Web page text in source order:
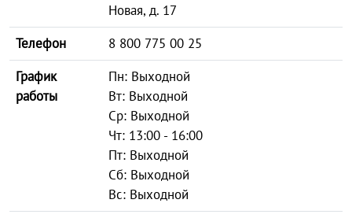
Новая, д. 17
Телефон
8 800 775 00 25
График
работы
Пн: Выходной
Вт: Выходной
Ср: Выходной
Чт: 13:00 - 16:00
Пт: Выходной
Сб: Выходной
Вс: Выходной